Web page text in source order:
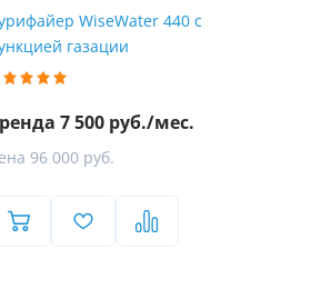
WiseWater 440 с
газации
7 500 руб./мес.
96 000 руб.